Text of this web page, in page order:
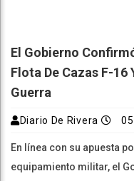
El Gobierno
Flota De Cazas F-16
Guerra
Diario De Rivera
En línea con su apuesta
equipamiento militar, el